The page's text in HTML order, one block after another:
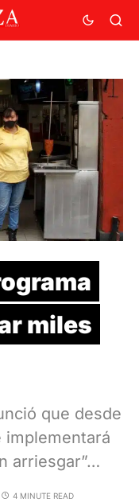
miles
que desde
implementará
arriesgar”…
4 MINUTE READ